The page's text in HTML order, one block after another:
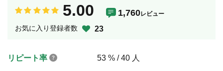
5.00 1,760レビュー
お気に入り登録者数 23
リピート率 53 % / 40 人